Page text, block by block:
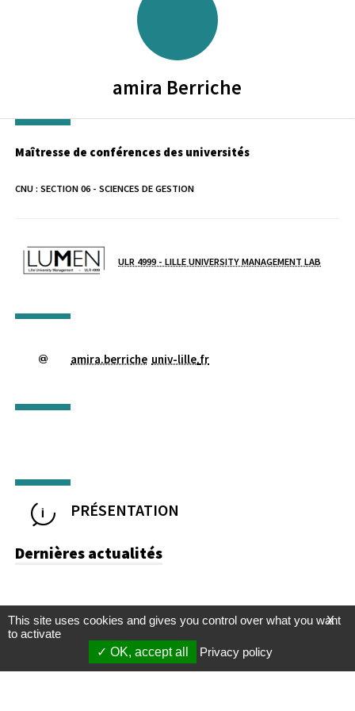
amira Berriche
Maîtresse de conférences des universités
CNU : SECTION 06 - SCIENCES DE GESTION
ULR 4999 - LILLE UNIVERSITY MANAGEMENT LAB
amira.berriche univ-lille.fr
PRÉSENTATION
Dernières actualités
X
This site uses cookies and gives you control over what you want
to activate
OK, accept all
Privacy policy